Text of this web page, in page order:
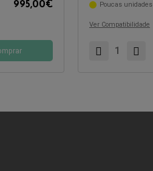
995,00€ Poucas unidades
Ver Compatibilidade
Compatível com: